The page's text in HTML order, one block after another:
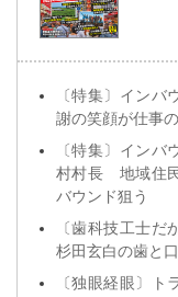
〔特集〕イン
謝の笑顔が仕事
〔特集〕イン
村村長 地域住
バウンド狙う
〔歯科技工士
杉田玄白の歯と
〔独眼経眼〕ト